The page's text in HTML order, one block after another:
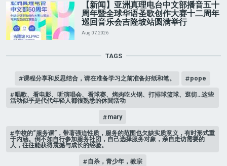
【新闻】亚洲真理电台中文部播音五十
周年暨全球华语圣歌创作大赛十二周年
巡回音乐会吉隆坡站圆满举行
Aug 07, 2026
TAGS
课程分享和反思结合，请在准备学习之前准备好纸和笔。 pope
唱歌、看电影、听演唱会、看球赛、烤肉吃火锅、打排球篮球、逛街…这些
活动似乎是代代年轻人都很熟悉的休閒活动
mary
学校的“服务课”，带著强迫性质，服务的范围也欠缺实质意义，有时形式重
于内涵。倒不如自行参加服务社团，自己选择服务对象，亲自走访需要的
人，往往能获得震撼与成长的经验。
自杀，青少年，教宗